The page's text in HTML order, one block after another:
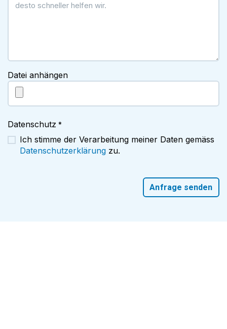
Datei anhängen
Datenschutz *
Ich stimme der Verarbeitung meiner Daten gemäss
Datenschutzerklärung zu.
Anfrage senden